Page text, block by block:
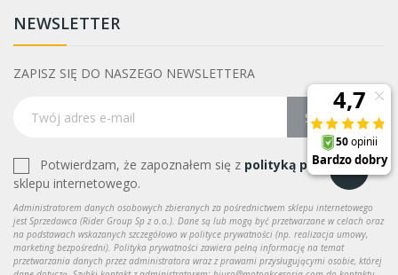
NEWSLETTER
ZAPISZ SIĘ DO NASZEGO NEWSLETTERA
Subskrybuj
Potwierdzam, że zapoznałem się z polityką prywatności
sklepu internetowego.
Administratorem danych osobowych zbieranych za pośrednictwem sklepu internetowego
jest Sprzedawca (Rider Group Sp z o.o.). Dane są lub mogą być przetwarzane w celach oraz
na podstawach wskazanych szczegółowo w polityce prywatności (np. realizacja umowy,
marketing bezpośredni). Polityka prywatności zawiera pełną informację na temat
przetwarzania danych przez administratora wraz z prawami przysługującymi osobie, której